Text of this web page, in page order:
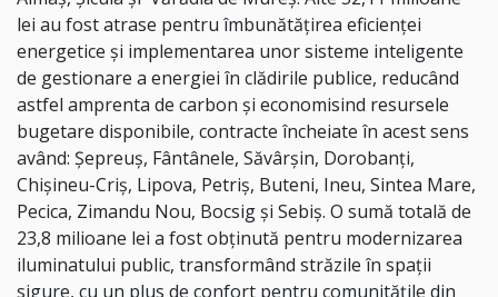
lei au fost atrase pentru îmbunătățirea eficienței
energetice și implementarea unor sisteme inteligente
de gestionare a energiei în clădirile publice, reducând
astfel amprenta de carbon și economisind resursele
bugetare disponibile, contracte încheiate în acest sens
având: Şepreuş, Fântânele, Săvârşin, Dorobanţi,
Chişineu-Criş, Lipova, Petriş, Buteni, Ineu, Sintea Mare,
Pecica, Zimandu Nou, Bocsig și Sebiş. O sumă totală de
23,8 milioane lei a fost obținută pentru modernizarea
iluminatului public, transformând străzile în spații
sigure, cu un plus de confort pentru comunitățile din